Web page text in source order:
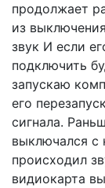
продолжает
из
звук И если
подключить
запускаю
его
сигнала.
выключался с
происходил
видиокарта